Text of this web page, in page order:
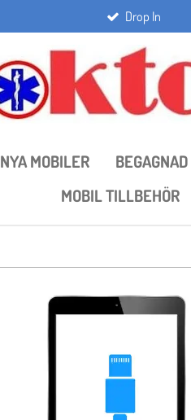
Drop In
NYA MOBILER
MOBIL TILLBEHÖR